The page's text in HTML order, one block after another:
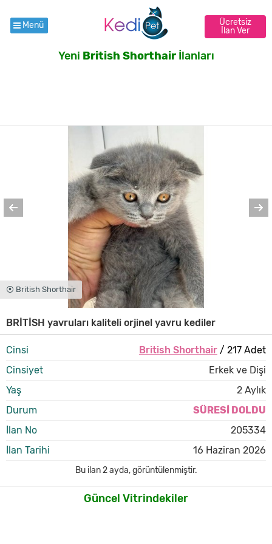
Menü
Ücretsiz
İlan Ver
Yeni British Shorthairİlanları
⦿ British Shorthair
BRİTİSH yavruları kaliteli orjinel yavru kediler
Cinsi British Shorthair/ 217 Adet
Cinsiyet
Erkek ve Dişi
Yaş
2 Aylık
Durum
SÜRESİ DOLDU
İlan No
205334
İlan Tarihi
16 Haziran 2026
Bu ilan2 ayda,görüntülenmiştir.
Güncel Vitrindekiler